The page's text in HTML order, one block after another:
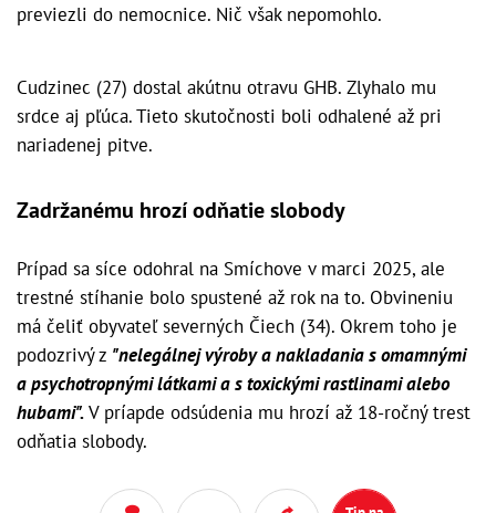
previezli do nemocnice. Nič však nepomohlo.
Cudzinec (27) dostal akútnu otravu GHB. Zlyhalo mu
srdce aj pľúca. Tieto skutočnosti boli odhalené až pri
nariadenej pitve.
Zadržanému hrozí odňatie slobody
Prípad sa síce odohral na Smíchove v marci 2025, ale
trestné stíhanie bolo spustené až rok na to. Obvineniu
má čeliť obyvateľ severných Čiech (34). Okrem toho je
podozrivý z "nelegálnej výroby a nakladania s omamnými
a psychotropnými látkami a s toxickými rastlinami alebo
hubami".V príapde odsúdenia mu hrozí až 18-ročný trest
odňatia slobody.